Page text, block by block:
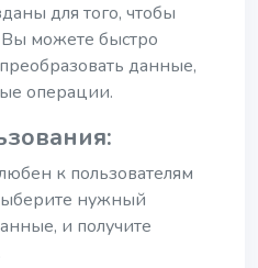
для того, чтобы
можете быстро
данные,
операции.
к пользователям
нужный
и получите